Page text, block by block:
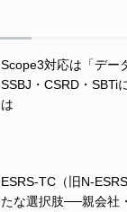
Scope3対応は「デー
SSBJ・CSRD・SBTi
は
ESRS-TC（旧N-
たな選択肢──親会社